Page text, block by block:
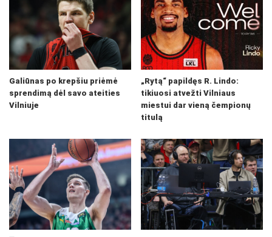
Galiūnas po krepšiu priėmė
sprendimą dėl savo ateities
Vilniuje
„Rytą“ papildęs R. Lindo:
tikiuosi atvežti Vilniaus
miestui dar vieną čempionų
titulą